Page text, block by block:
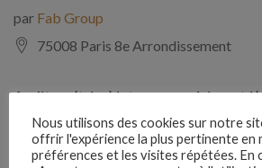
par Fab Group
75008 Paris 8e Arrondissement
Auditeur(trice) interne
parComptabilite Emploi
39130 Châtillon
Nous utilisons des cookies sur notre
offrir l'expérience la plus pertinente en
préférences et les visites répétées. En